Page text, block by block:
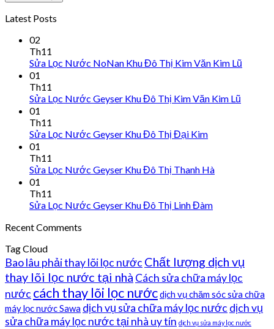
Latest Posts
02
Th11
Sửa Lọc Nước NoNan Khu Đô Thị Kim Văn Kim Lũ
01
Th11
Sửa Lọc Nước Geyser Khu Đô Thị Kim Văn Kim Lũ
01
Th11
Sửa Lọc Nước Geyser Khu Đô Thị Đại Kim
01
Th11
Sửa Lọc Nước Geyser Khu Đô Thị Thanh Hà
01
Th11
Sửa Lọc Nước Geyser Khu Đô Thị Linh Đàm
Recent Comments
Tag Cloud
Bao lâu phải thay lõi lọc nước Chất lượng dịch vụ
thay lõi lọc nước tại nhà Cách sửa chữa máy lọc
nước cách thay lõi lọc nướcdịch vụ chăm sóc sửa chữa
máy lọc nước Sawa dịch vụ sửa chữa máy lọc nước dịch vụ
sửa chữa máy lọc nước tại nhà uy tín dịch vụ sửa máy lọc nước